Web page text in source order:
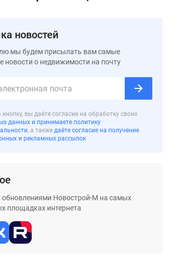
новостей
мы будем присылать вам самые
новости о недвижимости на почту
вы даёте согласие на обработку своих
данных и принимаете политику
, а также даёте согласие на получение
и рекламных рассылок
обновлениями Новострой-М на самых
площадках интернета